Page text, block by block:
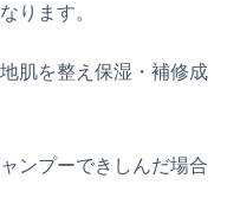
ります。
肌を整え保湿・補修成
ンプーできしんだ場合